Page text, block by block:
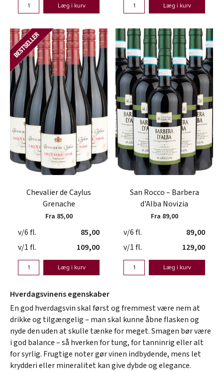
Læg i kurv Læg i kurv
Chevalier de Caylus
Grenache
Fra 85,00
v/6 fl.
85,00
v/1 fl.
109,00
Læg i kurv
San Rocco – Barbera
d'Alba Novizia
Fra 89,00
v/6 fl.
89,00
v/1 fl.
129,00
Læg i kurv
Hverdagsvinens egenskaber
En god hverdagsvin skal først og fremmest være nem at
drikke og tilgængelig – man skal kunne åbne flasken og
nyde den uden at skulle tænke for meget. Smagen bør være
i god balance – så hverken for tung, for tanninrig eller alt
for syrlig. Frugtige noter gør vinen indbydende, mens let
krydderi eller mineralitet kan give dybde og elegance.